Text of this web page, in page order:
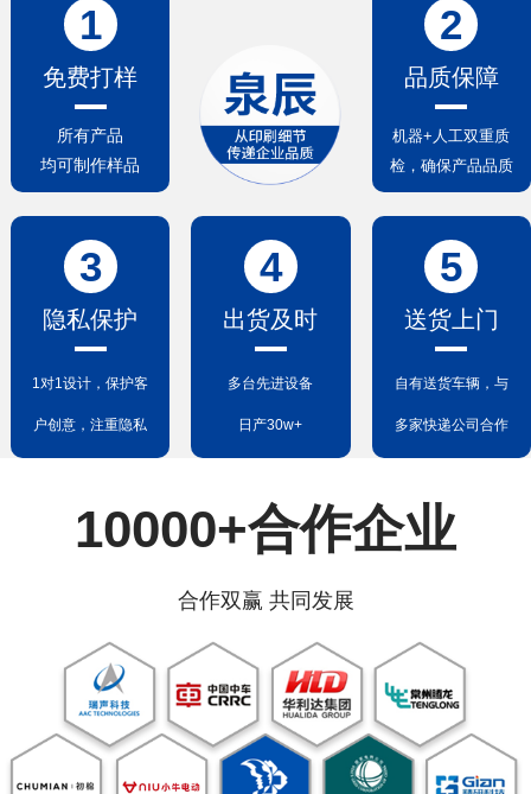
1
免费打样
所有产品
均可制作样品
2
品质保障
机器+人工双重质
检，确保产品品质
3
隐私保护
1对1设计，保护客
户创意，注重隐私
4
出货及时
多台先进设备
日产30w+
5
送货上门
自有送货车辆，与
多家快递公司合作
10000+合作企业
合作双赢 共同发展